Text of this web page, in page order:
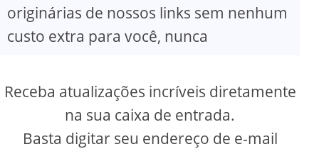
originárias de nossos links sem nenhum
custo extra para você, nunca
Receba atualizações incríveis diretamente
na sua caixa de entrada.
Basta digitar seu endereço de e-mail